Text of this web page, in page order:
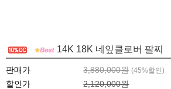
14K 18K 네잎클로버 팔찌
판매가 3,880,000원 (45%할인)
할인가
2,120,000원